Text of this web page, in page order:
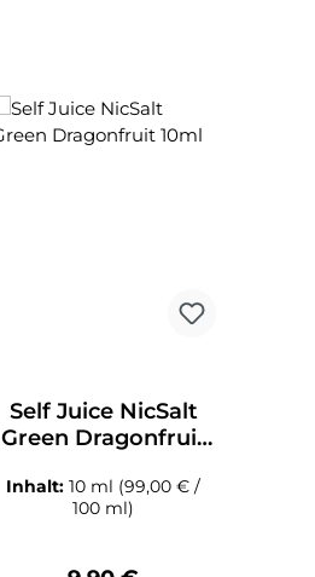
Self Juice NicSalt
Green Dragonfruit
Inhalt:10 ml (99,00 € /
100 ml)